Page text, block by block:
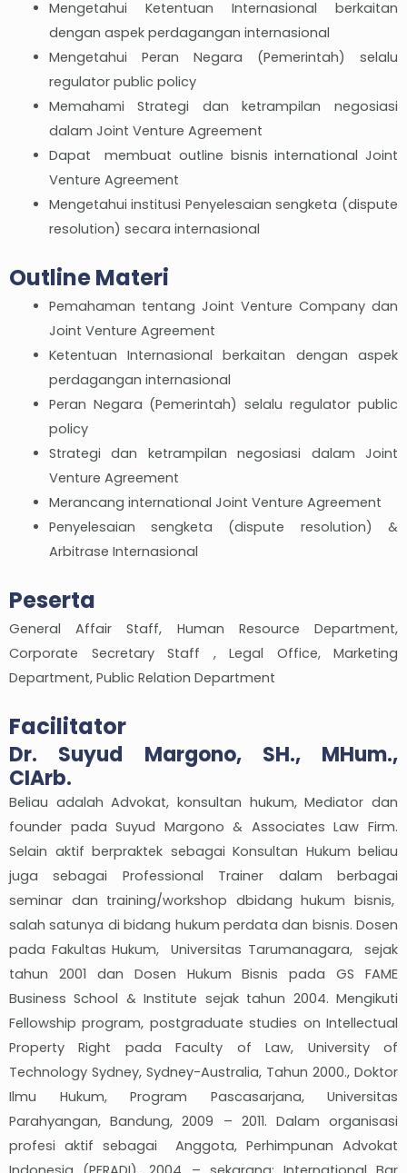
Mengetahui Ketentuan Internasional berkaitan
dengan aspek perdagangan internasional
Mengetahui Peran Negara (Pemerintah) selalu
regulator public policy
Memahami Strategi dan ketrampilan negosiasi
dalam Joint Venture Agreement
Dapat membuat outline bisnis international Joint
Venture Agreement
Mengetahui institusi Penyelesaian sengketa (dispute
resolution) secara internasional
Outline Materi
Pemahaman tentang Joint Venture Company dan
Joint Venture Agreement
Ketentuan Internasional berkaitan dengan aspek
perdagangan internasional
Peran Negara (Pemerintah) selalu regulator public
policy
Strategi dan ketrampilan negosiasi dalam Joint
Venture Agreement
Merancang international Joint Venture Agreement
Penyelesaian sengketa (dispute resolution) &
Arbitrase Internasional
Peserta
General Affair Staff, Human Resource Department,
Corporate Secretary Staff , Legal Office, Marketing
Department, Public Relation Department
Facilitator
Dr. Suyud Margono, SH., MHum.,
CIArb.
Beliau adalah Advokat, konsultan hukum, Mediator dan
founder pada Suyud Margono & Associates Law Firm.
Selain aktif berpraktek sebagai Konsultan Hukum beliau
juga sebagai Professional Trainer dalam berbagai
seminar dan training/workshop dbidang hukum bisnis,
salah satunya di bidang hukum perdata dan bisnis. Dosen
pada Fakultas Hukum, Universitas Tarumanagara, sejak
tahun 2001 dan Dosen Hukum Bisnis pada GS FAME
Business School & Institute sejak tahun 2004. Mengikuti
Fellowship program, postgraduate studies on Intellectual
Property Right pada Faculty of Law, University of
Technology Sydney, Sydney-Australia, Tahun 2000., Doktor
Ilmu Hukum, Program Pascasarjana, Universitas
Parahyangan, Bandung, 2009 – 2011. Dalam organisasi
profesi aktif sebagai Anggota, Perhimpunan Advokat